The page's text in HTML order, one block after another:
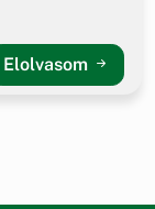
Elolvasom